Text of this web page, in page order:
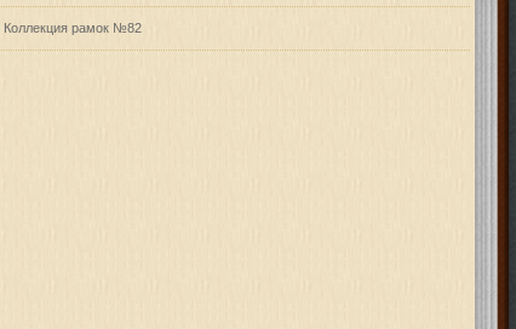
рамок №82